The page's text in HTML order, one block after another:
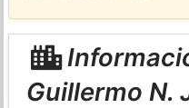
Guillermo N.